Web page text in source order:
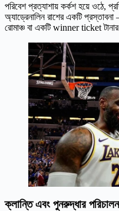
পরিবেশ প্রত্যাশায় কর্কশ হয়ে ওঠে,
অ্যাড্রেনালিন রাশের একটি
রোমাঞ্চ বা একটি winner ticket
ক্লান্তি এবং পুনরুদ্ধার